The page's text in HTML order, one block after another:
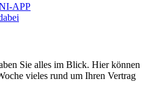
APP
Sie alles im Blick. Hier können
vieles rund um Ihren Vertrag